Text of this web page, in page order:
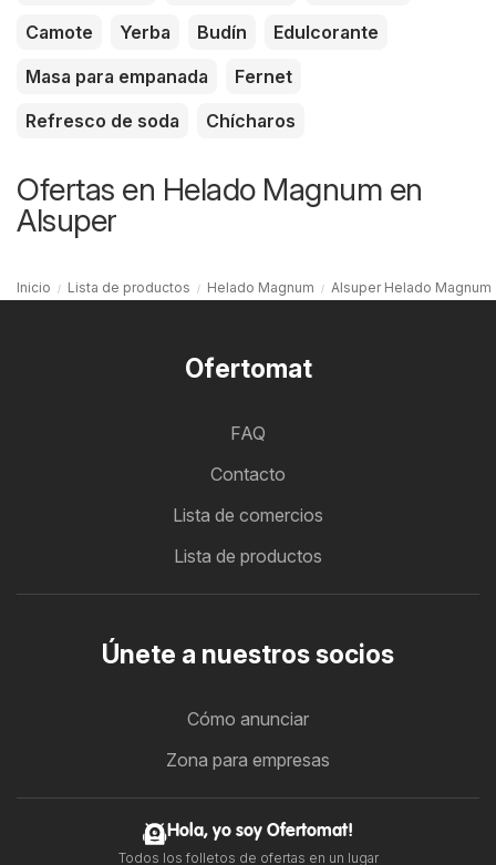
Camote
Yerba Budín
Edulcorante
Masa para empanada
Fernet
Refresco de soda
Chícharos
Ofertas en Helado Magnum en
Alsuper
Inicio Lista de productos Helado Magnum Alsuper Helado Magnum
Ofertomat
FAQ
Contacto
Lista de comercios
Lista de productos
Únete a nuestros socios
Cómo anunciar
Zona para empresas
Hola, yo soy Ofertomat!
Todos los folletos de ofertas en un lugar